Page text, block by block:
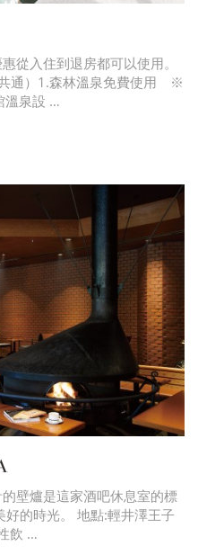
從入住到退房都可以使用。
通）1.森林溫泉免費使用 ※
溫泉設 …
壁爐是這家酒吧休息室的標
點:輕井澤王子
飲 …